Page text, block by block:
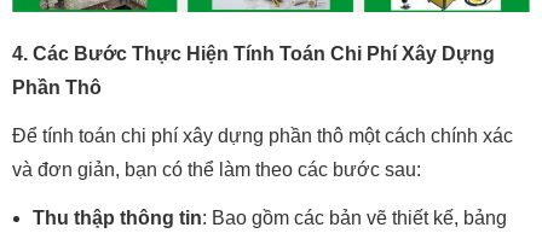
4. Các Bước Thực Hiện Tính Toán Chi Phí Xây Dựng
Phần Thô
Để tính toán chi phí xây dựng phần thô một cách chính xác
và đơn giản, bạn có thể làm theo các bước sau:
Thu thập thông tin: Bao gồm các bản vẽ thiết kế, bảng